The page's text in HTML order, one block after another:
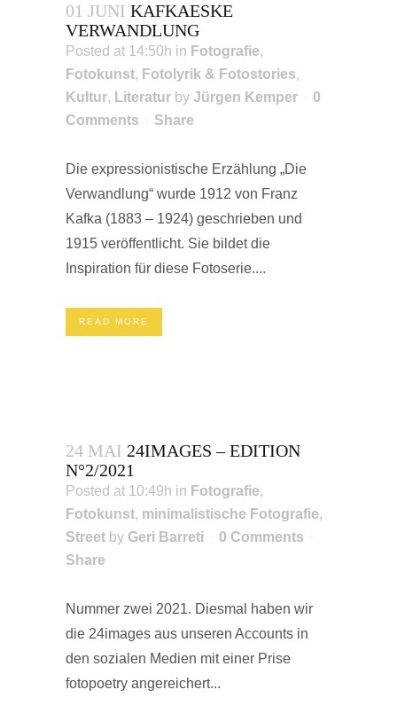
01 JUNI KAFKAESKE
VERWANDLUNG
Posted at 14:50h in Fotografie,
Fotokunst, Fotolyrik & Fotostories,
Kultur, Literatur by Jürgen Kemper
0
Comments
Share
Die expressionistische Erzählung „Die
Verwandlung“ wurde 1912 von Franz
Kafka (1883 – 1924) geschrieben und
1915 veröffentlicht. Sie bildet die
Inspiration für diese Fotoserie....
READ MORE
24 MAI 24IMAGES – EDITION
N°2/2021
Posted at 10:49h in Fotografie,
Fotokunst, minimalistische Fotografie,
Street by Geri Barreti
0 Comments
Share
Nummer zwei 2021. Diesmal haben wir
die 24images aus unseren Accounts in
den sozialen Medien mit einer Prise
fotopoetry angereichert...